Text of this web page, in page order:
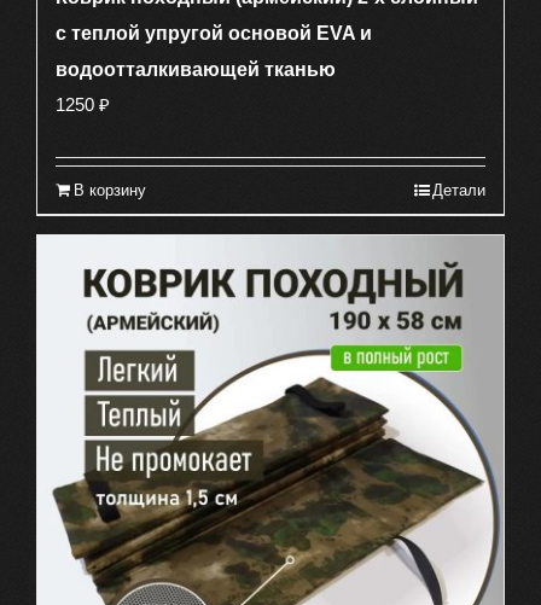
с теплой упругой основой EVA и
водоотталкивающей тканью
1250 ₽
В корзину Детали